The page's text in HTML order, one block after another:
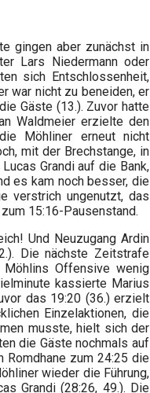
gingen aber zunächst in
Lars Niedermann oder
sich Entschlossenheit,
war nicht zu beneiden, er
Gäste (13.). Zuvor hatte
Waldmeier erzielte den
Möhliner erneut nicht
mit der Brechstange, in
Grandi auf die Bank,
es kam noch besser, die
verstrich ungenutzt, das
15:16-Pausenstand.
Und Neuzugang Ardin
Die nächste Zeitstrafe
Offensive wenig
kassierte Marius
das 19:20 (36.) erzielt
Einzelaktionen, die
musste, hielt sich der
die Gäste nochmals auf
Romdhane zum 24:25 die
wieder die Führung,
Grandi (28:26, 49.). Die